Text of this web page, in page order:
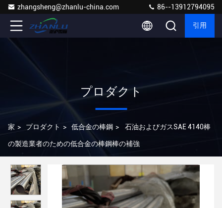
zhangsheng@zhanlu-china.com 86--13912794095
引用
プロダクト
家 > プロダクト > 低合金の棒鋼 > 石油およびガスSAE 4140棒
の製造業者のための低合金の棒鋼棒の補強